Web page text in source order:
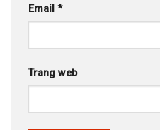
Email *
Trang web